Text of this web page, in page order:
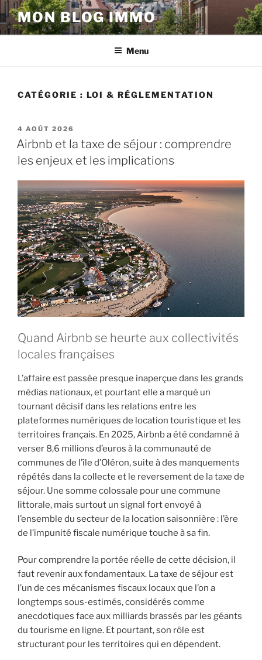
Aller
au
contenu
MON BLOG IMMO
Menu
CATÉGORIE : LOI & RÉGLEMENTATION
PUBLIÉ
LE
4 AOÛT 2026
Airbnb et la taxe de séjour : comprendre
les enjeux et les implications
Quand Airbnb se heurte aux collectivités
locales françaises
L’affaire est passée presque inaperçue dans les grands
médias nationaux, et pourtant elle a marqué un
tournant décisif dans les relations entre les
plateformes numériques de location touristique et les
territoires français. En 2025, Airbnb a été condamné à
verser 8,6 millions d’euros à la communauté de
communes de l’île d’Oléron, suite à des manquements
répétés dans la collecte et le reversement de la taxe de
séjour. Une somme colossale pour une commune
littorale, mais surtout un signal fort envoyé à
l’ensemble du secteur de la location saisonnière : l’ère
de l’impunité fiscale numérique touche à sa fin.
Pour comprendre la portée réelle de cette décision, il
faut revenir aux fondamentaux. La taxe de séjour est
l’un de ces mécanismes fiscaux locaux que l’on a
longtemps sous-estimés, considérés comme
anecdotiques face aux milliards brassés par les géants
du tourisme en ligne. Et pourtant, son rôle est
structurant pour les territoires qui en dépendent.